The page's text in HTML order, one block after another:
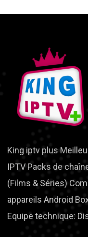
King iptv plus
IPTV Packs de
(Films & Séries)
appareils Android
Equipe technique: